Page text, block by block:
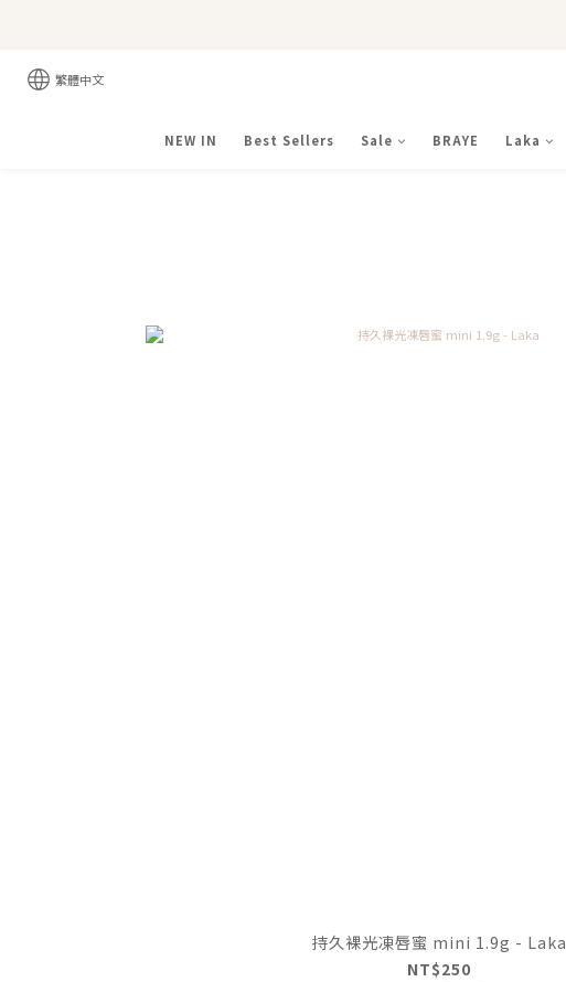
繁體中文
NEW IN Best Sellers Sale BRAYE Laka
持久裸光凍唇蜜 mini 1.9g - Laka
NT$250